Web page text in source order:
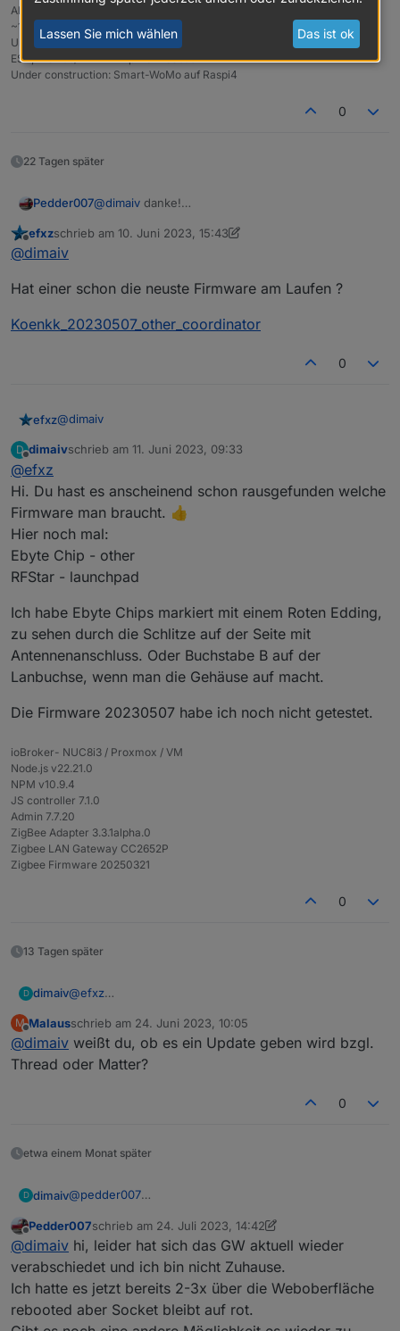
Wenn erfolgreich durhgelaufen ist, sieht es so
All @Proxmox/Trixie auf HP Elitedesk 800 G4; Zigbee: ZigStar (LAN),
~110Devices
Unifi, Motioneye/3Reolinks, PiHole, Bosch CS7800i via BBQKees/EMS-
ESP, Fronius/BYD 11kWp via Modbus
Under construction: Smart-WoMo auf Raspi4
0
22 Tagen später
Pedder007@dimaiv danke!
ich in den nächsten Tage mal aus.
Offline
efxzschrieb am 10. Juni 2023, 15:43
zuletzt editiert von efxz6. Nov. 2023, 08:50
@dimaiv
Hat einer schon die neuste Firmware am Laufen ?
Koenkk_20230507_other_coordinator
0
efxz@dimaiv
Hat einer schon die neuste Firmware am Laufen ?
Koenkk_20230507_other_coordinator
D
Offline
dimaivschrieb am 11. Juni 2023, 09:33
zuletzt editiert von
@efxz
Hi. Du hast es anscheinend schon rausgefunden welche
Firmware man braucht. 👍
Hier noch mal:
Ebyte Chip - other
RFStar - launchpad
Ich habe Ebyte Chips markiert mit einem Roten Edding,
zu sehen durch die Schlitze auf der Seite mit
Antennenanschluss. Oder Buchstabe B auf der
Lanbuchse, wenn man die Gehäuse auf macht.
Die Firmware 20230507 habe ich noch nicht getestet.
ioBroker- NUC8i3 / Proxmox / VM
Node.js v22.21.0
NPM v10.9.4
JS controller 7.1.0
Admin 7.7.20
ZigBee Adapter 3.3.1alpha.0
Zigbee LAN Gateway CC2652P
Zigbee Firmware 20250321
0
13 Tagen später
D dimaiv@efxz
welche Firmware man braucht. 👍
Hier noch mal:
Ebyte Chip - other
Ich habe Ebyte Chips markiert mit einem Roten Edding,
zu sehen durch die Schlitze auf der Seite mit
Antennenanschluss. Oder Buchstabe B auf der
Die Firmware 20230507 habe ich noch nicht getestet.
M
Offline
Malausschrieb am 24. Juni 2023, 10:05
zuletzt editiert von
@dimaiv weißt du, ob es ein Update geben wird bzgl.
Thread oder Matter?
0
etwa einem Monat später
D dimaiv@pedder007
starten:Über Webinterface Menü "Tools-Reboot ESP32"
Über MQTT, wenn man es über Webinterface
aktiviert und eingestellt hat "Config-MQTT"
Über http get IP/reboot (curl IP/reboot)
Sehr wichtig: vorher immer erst Zigbee Adapter (oder
Z2M ) stoppen!
Offline
Pedder007schrieb am 24. Juli 2023, 14:42
zuletzt editiert von Pedder007
@dimaiv hi, leider hat sich das GW aktuell wieder
verabschiedet und ich bin nicht Zuhause.
Ich hatte es jetzt bereits 2-3x über die Weboberfläche
rebooted aber Socket bleibt auf rot.
Lassen Sie mich wählen Das ist ok